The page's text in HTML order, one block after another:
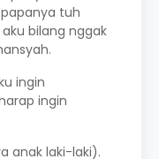
tuh
bilang nggak
ingin
ingin
anak laki-laki).